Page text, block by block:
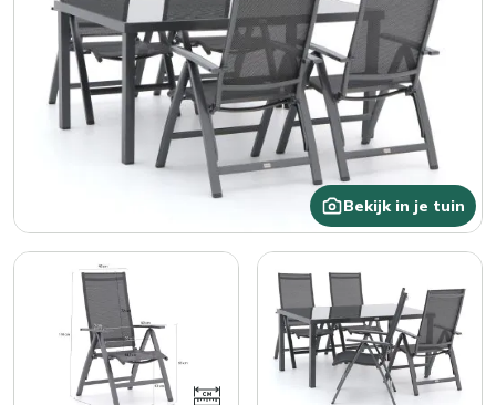
Bekijk in je tuin